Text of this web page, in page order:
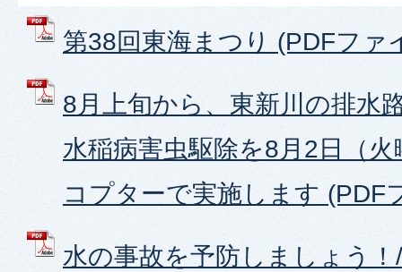
第38回東海まつり (PDFファ
8月上旬から、東新川の排水
水稲病害虫駆除を8月2日（
コプターで実施します (PDF
水の事故を予防しましょう